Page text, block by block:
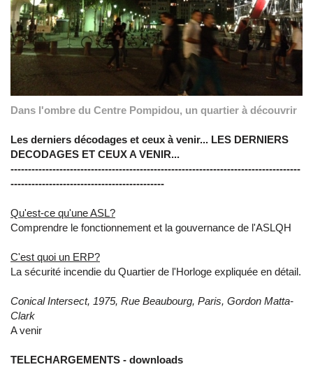
Dans l'ombre du Centre Pompidou, un quartier à découvrir
Les derniers décodages et ceux à venir... LES DERNIERS
DECODAGES ET CEUX A VENIR...
-----------------------------------------------------------------------------------
--------------------------------------------
Qu'est-ce qu'une ASL?
Comprendre le fonctionnement et la gouvernance de l'ASLQH
C'est quoi un ERP?
La sécurité incendie du Quartier de l'Horloge expliquée en détail.
Conical Intersect, 1975, Rue Beaubourg, Paris, Gordon Matta-
Clark
A venir
TELECHARGEMENTS - downloads